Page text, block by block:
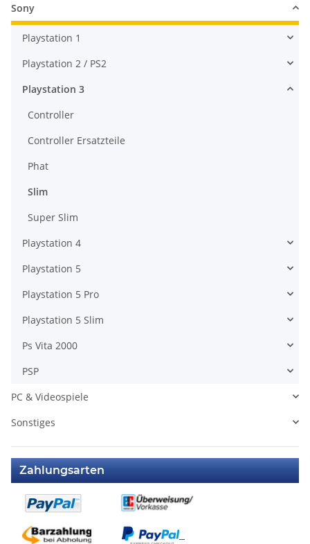
Sony
Playstation 1
Playstation 2 / PS2
Playstation 3
Controller
Controller Ersatzteile
Phat
Slim
Super Slim
Playstation 4
Playstation 5
Playstation 5 Pro
Playstation 5 Slim
Ps Vita 2000
PSP
PC & Videospiele
Sonstiges
Zahlungsarten